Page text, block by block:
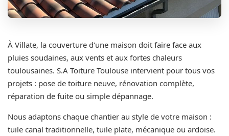
À Villate, la couverture d'une maison doit faire face aux
pluies soudaines, aux vents et aux fortes chaleurs
toulousaines. S.A Toiture Toulouse intervient pour tous vos
projets : pose de toiture neuve, rénovation complète,
réparation de fuite ou simple dépannage.
Nous adaptons chaque chantier au style de votre maison :
tuile canal traditionnelle, tuile plate, mécanique ou ardoise.